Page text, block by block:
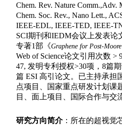
Chem. Rev. Nature Comm.,Adv.
Chem. Soc. Rev., Nano Lett.,
IEEE-EDL, IEEE-TED, IEEE-
SCI期刊和IEDM会议上发表论
专著1部《Graphene for Post-
Web of Science论文引用次数 >
47, 发明专利授权>30项，8篇
篇 ESI 高引论文。已主持承担
点项目、
国家重点研发计划课
目、 面上项目、 国际合作与交
研究方向简介：所在的超视觉